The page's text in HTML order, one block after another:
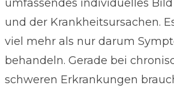
umfassendes individuelles
und der Krankheitsursachen.
viel mehr als nur darum
behandeln. Gerade bei
schweren Erkrankungen